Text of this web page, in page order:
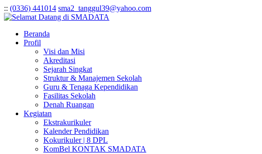
:: (0336) 441014 sma2_tanggul39@yahoo.com
Beranda
Profil
Visi dan Misi
Akreditasi
Sejarah Singkat
Struktur & Manajemen Sekolah
Guru & Tenaga Kependidikan
Fasilitas Sekolah
Denah Ruangan
Kegiatan
Ekstrakurikuler
Kalender Pendidikan
Kokurikuler | 8 DPL
KomBel KONTAK SMADATA